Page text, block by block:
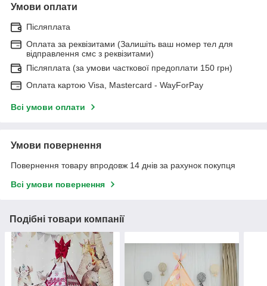
Умови оплати
Післяплата
Оплата за реквізитами (Залишіть ваш номер тел для
відправлення смс з реквізитами)
Післяплата (за умови часткової предоплати 150 грн)
Оплата картою Visa, Mastercard - WayForPay
Всі умови оплати
Умови повернення
Повернення товару впродовж 14 днів за рахунок покупця
Всі умови повернення
Подібні товари компанії